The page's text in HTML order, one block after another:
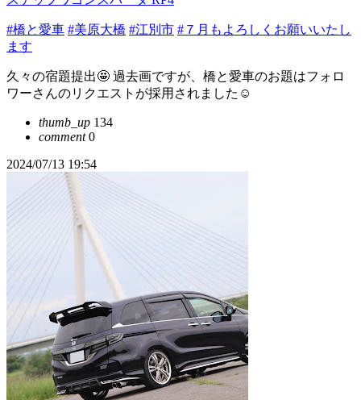
#橋と愛車 #美原大橋 #江別市 #７月もよろしくお願いいたし
ます
久々の宿題提出🤩 過去画ですが、橋と愛車のお題はフォロ
ワーさんのリクエストが採用されました☺️
thumb_up 134
comment0
2024/07/13 19:54